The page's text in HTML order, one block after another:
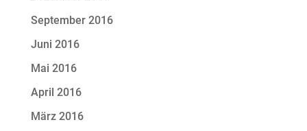
September 2016
Juni 2016
Mai 2016
April 2016
März 2016